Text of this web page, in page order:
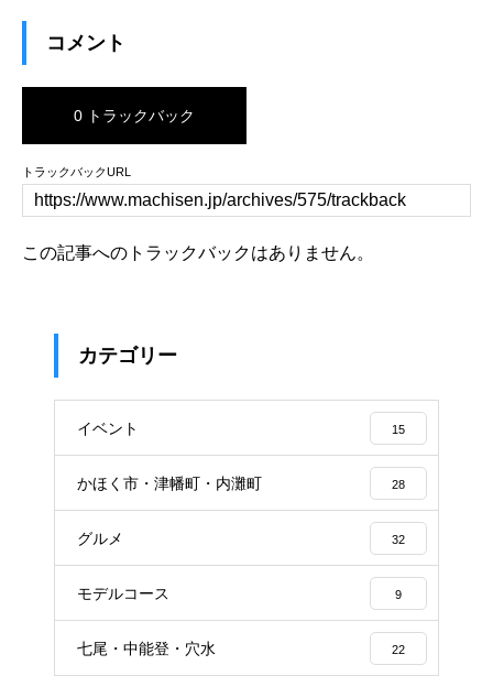
コメント
0 トラックバック
トラックバックURL
この記事へのトラックバックはありません。
カテゴリー
イベント 15
かほく市・津幡町・内灘町 28
グルメ 32
モデルコース 9
七尾・中能登・穴水 22